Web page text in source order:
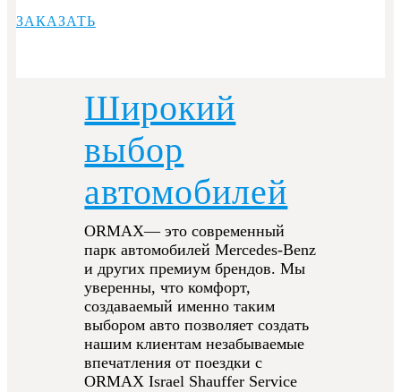
ЗАКАЗАТЬ
Широкий
выбор
автомобилей
ORMAX— это современный
парк автомобилей Mercedes-Benz
и других премиум брендов. Мы
уверенны, что комфорт,
создаваемый именно таким
выбором авто позволяет создать
нашим клиентам незабываемые
впечатления от поездки с
ORMAX Israel Shauffer Service